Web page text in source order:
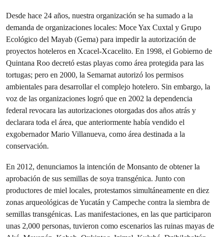
Desde hace 24 años, nuestra organización se ha sumado a la
demanda de organizaciones locales: Moce Yax Cuxtal y Grupo
Ecológico del Mayab (Gema) para impedir la autorización de
proyectos hoteleros en Xcacel-Xcacelito. En 1998, el Gobierno de
Quintana Roo decretó estas playas como área protegida para las
tortugas; pero en 2000, la Semarnat autorizó los permisos
ambientales para desarrollar el complejo hotelero. Sin embargo, la
voz de las organizaciones logró que en 2002 la dependencia
federal revocara las autorizaciones otorgadas dos años atrás y
declarara toda el área, que anteriormente había vendido el
exgobernador Mario Villanueva, como área destinada a la
conservación.
En 2012, denunciamos la intención de Monsanto de obtener la
aprobación de sus semillas de soya transgénica. Junto con
productores de miel locales, protestamos simultáneamente en diez
zonas arqueológicas de Yucatán y Campeche contra la siembra de
semillas transgénicas. Las manifestaciones, en las que participaron
unas 2,000 personas, tuvieron como escenarios las ruinas mayas de